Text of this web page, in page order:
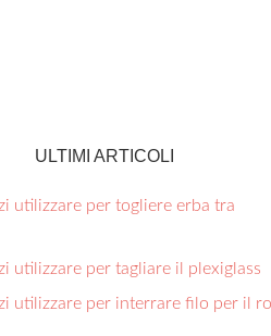
ULTIMI ARTICOLI
utilizzare per togliere erba tra
utilizzare per tagliare il plexiglass​
utilizzare per interrare filo per il